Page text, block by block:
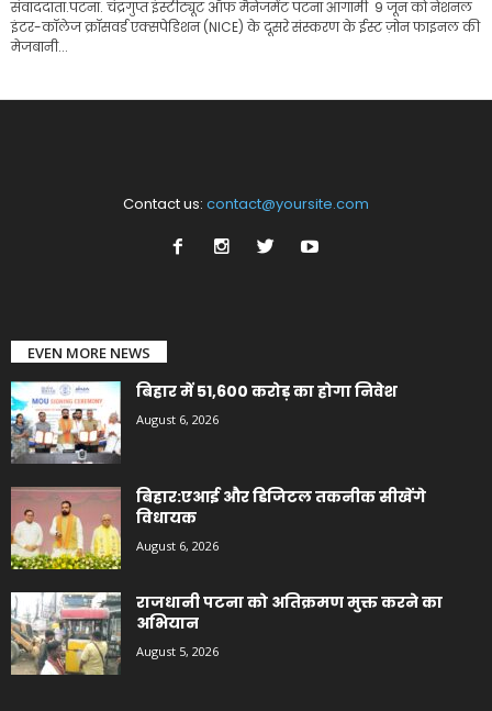
संवाददाता.पटना. चंद्रगुप्त इंस्टीट्यूट ऑफ मैनेजमेंट पटना आगामी 9 जून को नेशनल
इंटर-कॉलेज क्रॉसवर्ड एक्सपेडिशन (NICE) के दूसरे संस्करण के ईस्ट ज़ोन फाइनल की
मेजबानी...
Contact us: contact@yoursite.com
EVEN MORE NEWS
बिहार में 51,600 करोड़ का होगा निवेश
August 6, 2026
बिहार:एआई और डिजिटल तकनीक सीखेंगे
विधायक
August 6, 2026
राजधानी पटना को अतिक्रमण मुक्त करने का
अभियान
August 5, 2026